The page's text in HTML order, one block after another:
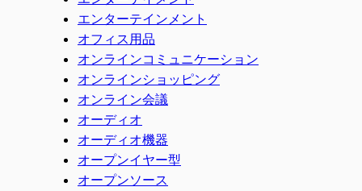
エンターテインメント
オフィス用品
オンラインコミュニケーション
オンラインショッピング
オンライン会議
オーディオ
オーディオ機器
オープンイヤー型
オープンソース